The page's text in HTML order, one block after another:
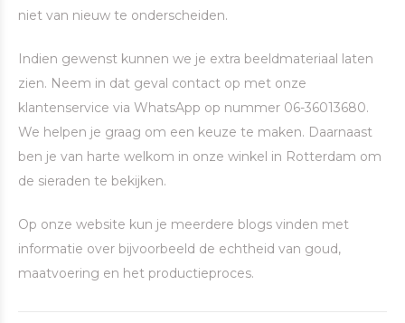
niet van nieuw te onderscheiden.
Indien gewenst kunnen we je extra beeldmateriaal laten
zien. Neem in dat geval contact op met onze
klantenservice via WhatsApp op nummer 06-36013680.
We helpen je graag om een keuze te maken. Daarnaast
ben je van harte welkom in onze winkel in Rotterdam om
de sieraden te bekijken.
Op onze website kun je meerdere blogs vinden met
informatie over bijvoorbeeld de echtheid van goud,
maatvoering en het productieproces.